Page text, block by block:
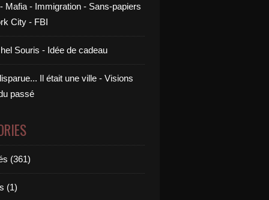
Mafia - Immigration - Sans-papiers
City - FBI
Souris - Idée de cadeau
Il était une ville - Visions
passé
(361)
(1)